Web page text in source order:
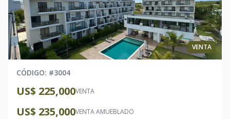
VENTA
CÓDIGO: #3004
VENTA
US$ 225,000
VENTA AMUEBLADO
US$ 235,000